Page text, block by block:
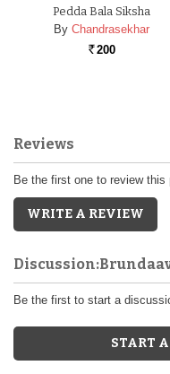
Pedda Bala Siksha
By Chandrasekhar
Rs. 200
Reviews
Be the first one to review this
WRITE A REVIEW
Be the first to start a
START